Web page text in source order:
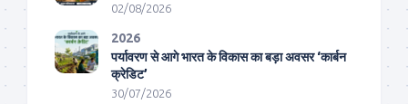
02/08/2026
2026
पर्यावरण से आगे भारत के विकास का बड़ा अवसर ‘कार्बन
क्रेडिट’
30/07/2026